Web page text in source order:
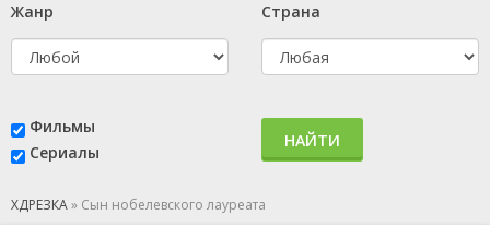
Жанр Страна
Фильмы
Сериалы
НАЙТИ
ХДРЕЗКА» Сын нобелевского лауреата